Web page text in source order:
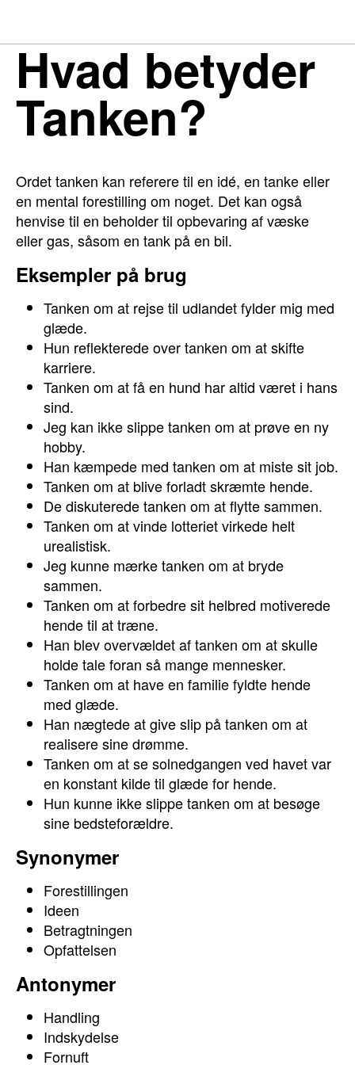
Hvad betyder
Tanken?
Ordet tanken kan referere til en idé, en tanke eller
en mental forestilling om noget. Det kan også
henvise til en beholder til opbevaring af væske
eller gas, såsom en tank på en bil.
Eksempler på brug
Tanken om at rejse til udlandet fylder mig med
glæde.
Hun reflekterede over tanken om at skifte
karriere.
Tanken om at få en hund har altid været i hans
sind.
Jeg kan ikke slippe tanken om at prøve en ny
hobby.
Han kæmpede med tanken om at miste sit job.
Tanken om at blive forladt skræmte hende.
De diskuterede tanken om at flytte sammen.
Tanken om at vinde lotteriet virkede helt
urealistisk.
Jeg kunne mærke tanken om at bryde
sammen.
Tanken om at forbedre sit helbred motiverede
hende til at træne.
Han blev overvældet af tanken om at skulle
holde tale foran så mange mennesker.
Tanken om at have en familie fyldte hende
med glæde.
Han nægtede at give slip på tanken om at
realisere sine drømme.
Tanken om at se solnedgangen ved havet var
en konstant kilde til glæde for hende.
Hun kunne ikke slippe tanken om at besøge
sine bedsteforældre.
Synonymer
Forestillingen
Ideen
Betragtningen
Opfattelsen
Antonymer
Handling
Indskydelse
Fornuft